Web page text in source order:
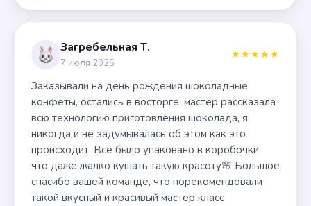
Загребельная Т.
7 июля 2025
★★★★★
Заказывали на день рождения шоколадные
конфеты, остались в восторге, мастер рассказала
всю технологию приготовления шоколада, я
никогда и не задумывалась об этом как это
происходит. Все было упаковано в коробочки,
что даже жалко кушать такую красоту🌸 Большое
спасибо вашей команде, что порекомендовали
такой вкусный и красивый мастер класс